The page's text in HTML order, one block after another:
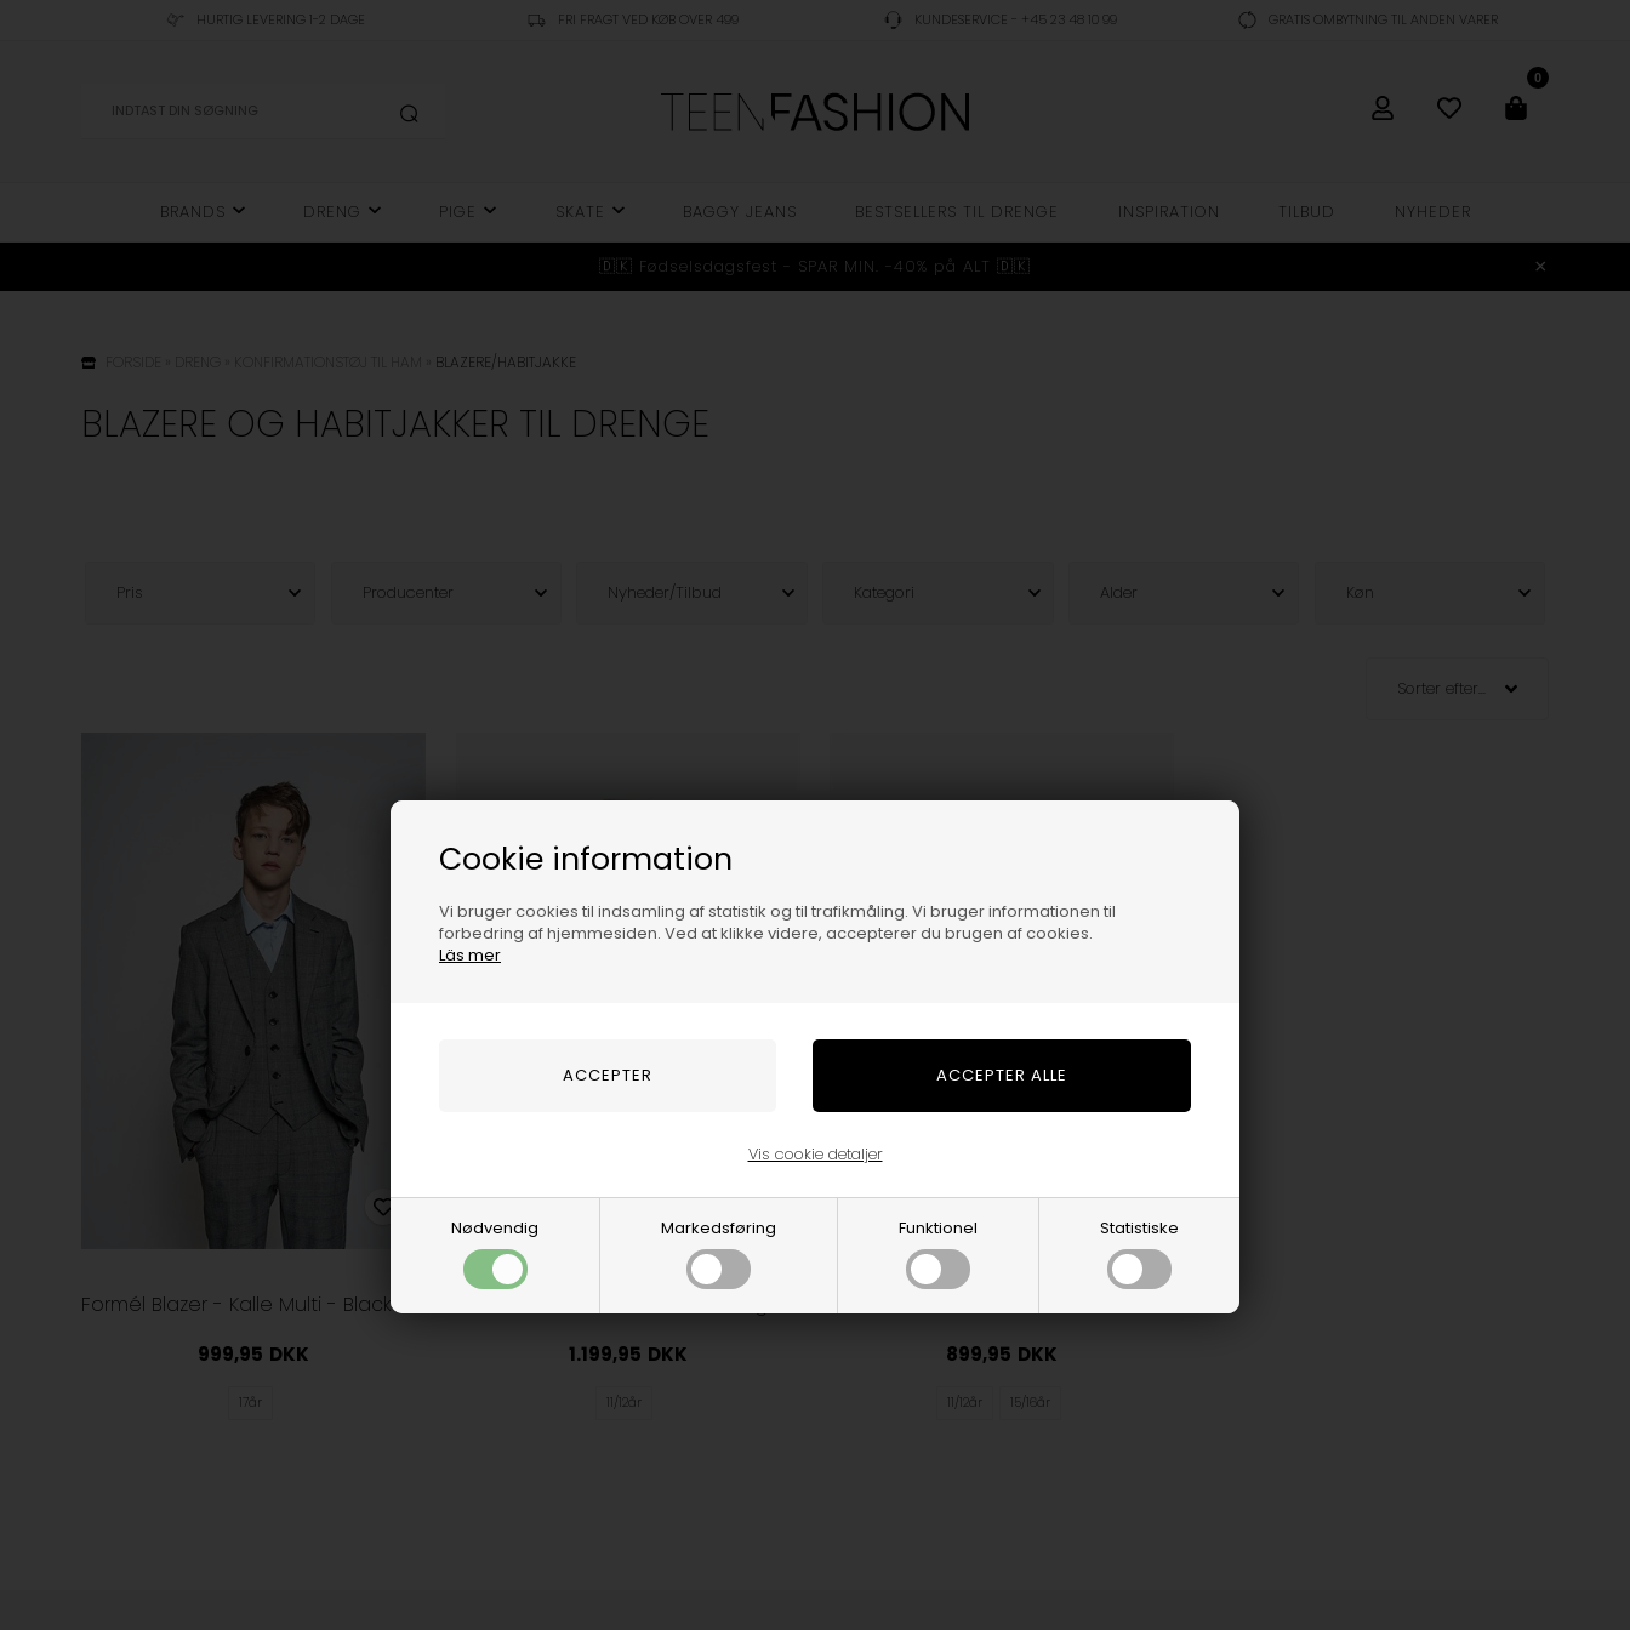
Cookie information
Vi bruger cookies til indsamling af statistik og til trafikmåling. Vi bruger informationen til
forbedring af hjemmesiden. Ved at klikke videre, accepterer du brugen af cookies.
Läs mer
Nødvendig Markedsføring Funktionel Statistiske
Vis cookie detaljer
HURTIG LEVERING 1-2 DAGE FRI FRAGT VED KØB OVER 499 KUNDESERVICE - +45 23 48 10 99 GRATIS OMBYTNING TIL ANDEN VARER
0
BRANDS DRENG PIGE SKATE BAGGY JEANS BESTSELLERS TIL DRENGE INSPIRATION TILBUD NYHEDER
🇩🇰 Fødselsdagsfest - SPAR MIN. -40% på ALT 🇩🇰
BLAZERE/HABITJAKKE
BLAZERE OG HABITJAKKER TIL DRENGE
Pris Producenter Nyheder/Tilbud Kategori Alder Køn
999,95 DKK
17år
1.199,95 DKK
11/12år
899,95 DKK
11/12år 15/16år